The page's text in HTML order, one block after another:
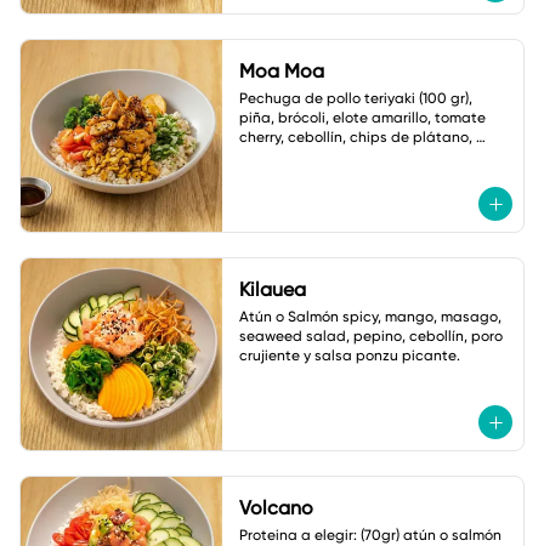
Moa Moa
Pechuga de pollo teriyaki (100 gr),
piña, brócoli, elote amarillo, tomate
cherry, cebollín, chips de plátano,
Kilauea
Atún o Salmón spicy, mango, masago,
seaweed salad, pepino, cebollín, poro
crujiente y salsa ponzu picante.
Volcano
Proteina a elegir: (70gr) atún o salmón